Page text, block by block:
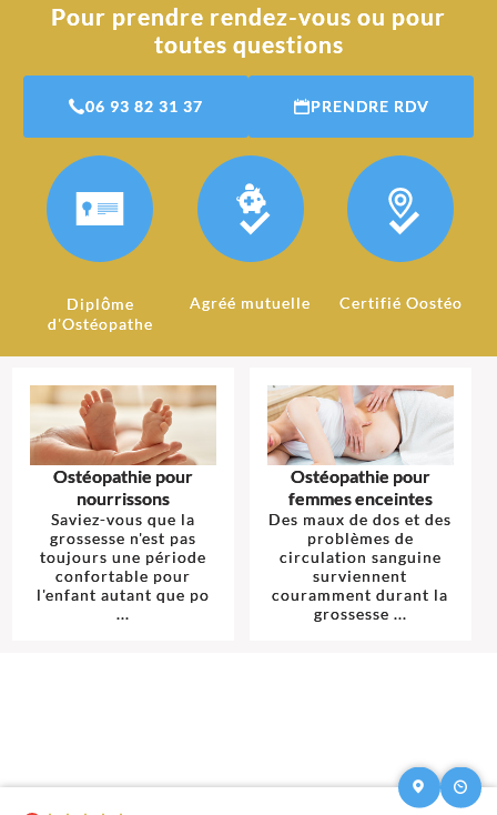
Pour prendre rendez-vous ou pour
toutes questions
06 93 82 31 37 PRENDRE RDV
Diplôme
d'Ostéopathe
Agréé mutuelle Certifié Oostéo
Ostéopathie pour
nourrissons
Saviez-vous que la
grossesse n'est pas
toujours une période
confortable pour
l'enfant autant que po
...
Ostéopathie pour
femmes enceintes
Des maux de dos et des
problèmes de
circulation sanguine
surviennent
couramment durant la
grossesse ...